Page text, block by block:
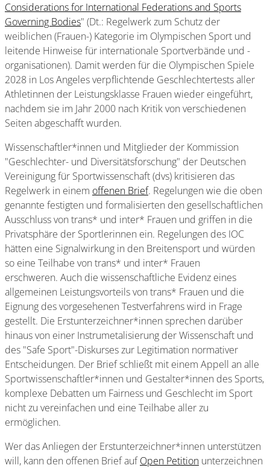
Considerations for International Federations and Sports
Governing Bodies" (Dt.: Regelwerk zum Schutz der
weiblichen (Frauen-) Kategorie im Olympischen Sport und
leitende Hinweise für internationale Sportverbände und -
organisationen). Damit werden für die Olympischen Spiele
2028 in Los Angeles verpflichtende Geschlechtertests aller
Athletinnen der Leistungsklasse Frauen wieder eingeführt,
nachdem sie im Jahr 2000 nach Kritik von verschiedenen
Seiten abgeschafft wurden.
Wissenschaftler*innen und Mitglieder der Kommission
"Geschlechter- und Diversitätsforschung" der Deutschen
Vereinigung für Sportwissenschaft (dvs) kritisieren das
Regelwerk in einem offenen Brief. Regelungen wie die oben
genannte festigten und formalisierten den gesellschaftlichen
Ausschluss von trans* und inter* Frauen und griffen in die
Privatsphäre der Sportlerinnen ein. Regelungen des IOC
hätten eine Signalwirkung in den Breitensport und würden
so eine Teilhabe von trans* und inter* Frauen
erschweren. Auch die wissenschaftliche Evidenz eines
allgemeinen Leistungsvorteils von trans* Frauen und die
Eignung des vorgesehenen Testverfahrens wird in Frage
gestellt. Die Erstunterzeichner*innen sprechen darüber
hinaus von einer Instrumetalisierung der Wissenschaft und
des "Safe Sport"-Diskurses zur Legitimation normativer
Entscheidungen. Der Brief schließt mit einem Appell an alle
Sportwissenschaftler*innen und Gestalter*innen des Sports,
komplexe Debatten um Fairness und Geschlecht im Sport
nicht zu vereinfachen und eine Teilhabe aller zu
ermöglichen.
Wer das Anliegen der Erstunterzeichner*innen unterstützen
will, kann den offenen Brief aufOpen Petition unterzeichnen